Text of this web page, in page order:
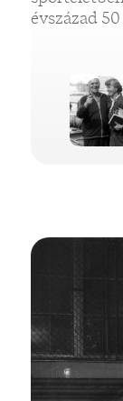
évszázad